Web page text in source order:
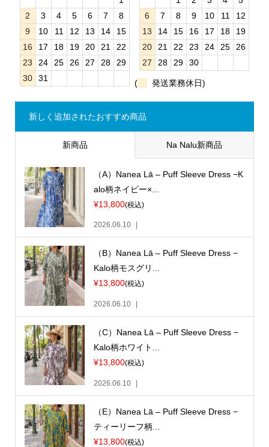
2
3 4 5 6 7
8
9
10 11 12 13 14
15
16
17 18 19 20 21
22
23
24 25 26 27 28
29
30
31
6
7 8 9 10 11
12
13
14 15 16 17 18
19
20
21 22 23 24 25
26
27
28 29 30
( 発送業務休日)
新しく追加されたおすすめ商品
新商品 Na Nalu新商品
（A）Nanea Lā – Puff Sleeve Dress −K
alo柄ネイビー×...
¥13,800(税込)
2026.06.10
（B）Nanea Lā – Puff Sleeve Dress −
Kalo柄モスグリ...
¥13,800(税込)
2026.06.10
（C）Nanea Lā – Puff Sleeve Dress −
Kalo柄ホワイト...
¥13,800(税込)
2026.06.10
（E）Nanea Lā – Puff Sleeve Dress −
ティーリーフ柄...
¥13,800(税込)